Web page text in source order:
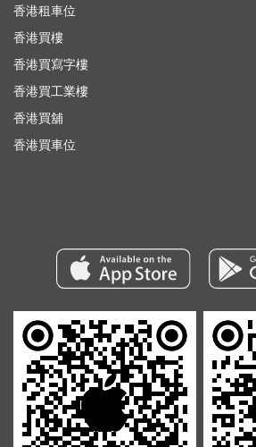
香港租車位
香港買樓
香港買寫字樓
香港買工業樓
香港買舖
香港買車位